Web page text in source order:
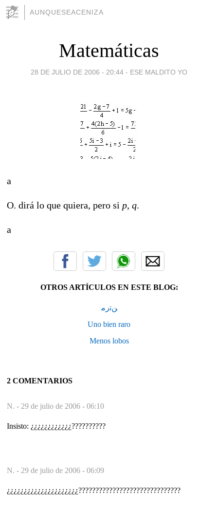
AUNQUESEACENIZA
Matemáticas
28 DE JULIO DE 2006 - 20:44 - ESE MALDITO YO
a
O. dirá lo que quiera, pero si p, q.
a
OTROS ARTÍCULOS EN ESTE BLOG:
ﻦﺗﺭﻣ
Uno bien raro
Menos lobos
2 COMENTARIOS
N. - 29 de julio de 2006 - 06:10
Insisto: ¿¿¿¿¿¿¿¿¿¿¿¿??????????
N. - 29 de julio de 2006 - 06:09
¿¿¿¿¿¿¿¿¿¿¿¿¿¿¿¿¿¿¿¿¿??????????????????????????????